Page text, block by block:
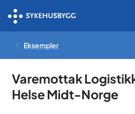
Eksempler
Varemottak
Helse Midt-Norge